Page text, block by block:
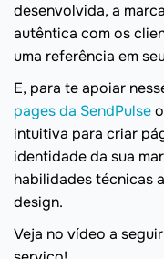
desenvolvida, a
autêntica com os
uma referência em
E, para te apoiar
pages da SendPulse
intuitiva para criar
identidade da sua
habilidades técnicas
design.
Veja no vídeo a